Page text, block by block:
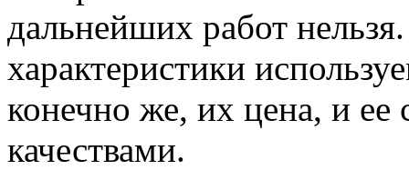
дальнейших работ
характеристики
конечно же, их цена, и
качествами.